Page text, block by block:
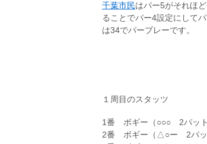
千葉市民はパー5がそれほ
ることでパー4設定にして
は34でパープレーです。
１周目のスタッツ
1番 ボギー（○○○ 2パット
2番 ボギー（△○ー 2パッ